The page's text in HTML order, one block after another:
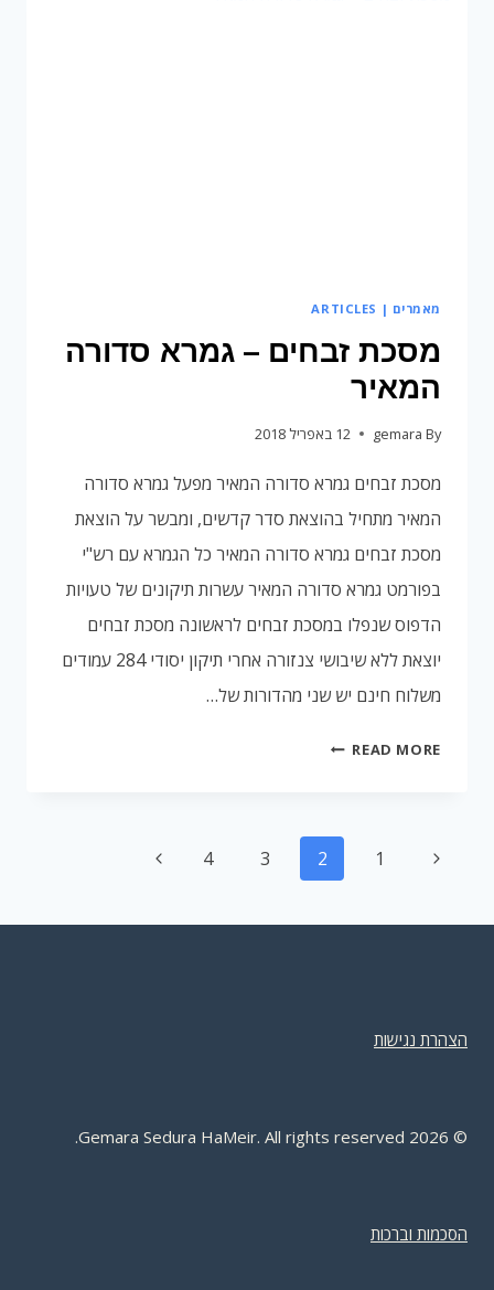
מאמרים | ARTICLES
מסכת זבחים – גמרא סדורה
המאיר
By
gemara 12 באפריל 2018
מסכת זבחים גמרא סדורה המאיר מפעל גמרא סדורה
המאיר מתחיל בהוצאת סדר קדשים, ומבשר על הוצאת
מסכת זבחים גמרא סדורה המאיר כל הגמרא עם רש"י
בפורמט גמרא סדורה המאיר עשרות תיקונים של טעויות
הדפוס שנפלו במסכת זבחים לראשונה מסכת זבחים
יוצאת ללא שיבושי צנזורה אחרי תיקון יסודי 284 עמודים
משלוח חינם יש שני מהדורות של…
READ MOREמסכת
סדורה
המאיר
Page
navigation
Previous
1
2
3
4
Next
הצהרת נגישות
©
2026
הסכמות וברכות